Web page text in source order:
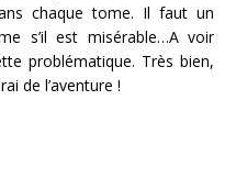
chaque tome. Il faut un
s’il est misérable…A voir
problématique. Très bien,
de l’aventure !